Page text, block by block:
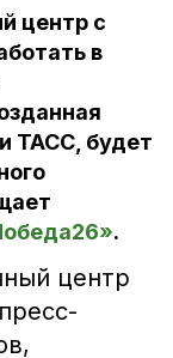
центр с
в
ТАСС, будет
.
центр